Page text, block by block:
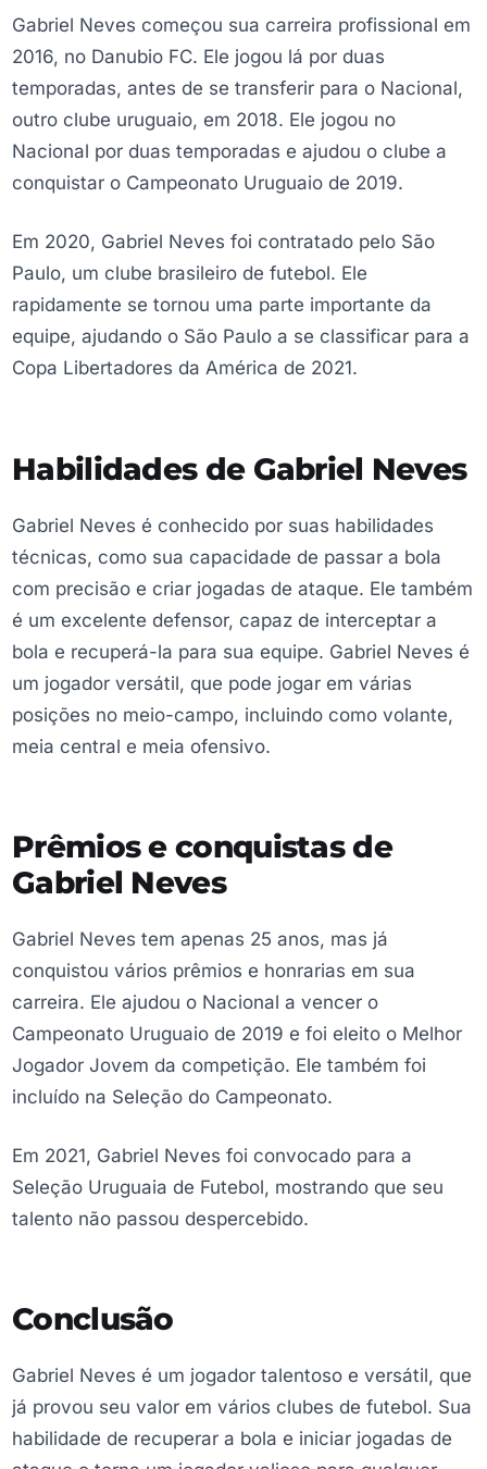
Gabriel Neves começou sua carreira profissional em
2016, no Danubio FC. Ele jogou lá por duas
temporadas, antes de se transferir para o Nacional,
outro clube uruguaio, em 2018. Ele jogou no
Nacional por duas temporadas e ajudou o clube a
conquistar o Campeonato Uruguaio de 2019.
Em 2020, Gabriel Neves foi contratado pelo São
Paulo, um clube brasileiro de futebol. Ele
rapidamente se tornou uma parte importante da
equipe, ajudando o São Paulo a se classificar para a
Copa Libertadores da América de 2021.
Habilidades de Gabriel Neves
Gabriel Neves é conhecido por suas habilidades
técnicas, como sua capacidade de passar a bola
com precisão e criar jogadas de ataque. Ele também
é um excelente defensor, capaz de interceptar a
bola e recuperá-la para sua equipe. Gabriel Neves é
um jogador versátil, que pode jogar em várias
posições no meio-campo, incluindo como volante,
meia central e meia ofensivo.
Prêmios e conquistas de
Gabriel Neves
Gabriel Neves tem apenas 25 anos, mas já
conquistou vários prêmios e honrarias em sua
carreira. Ele ajudou o Nacional a vencer o
Campeonato Uruguaio de 2019 e foi eleito o Melhor
Jogador Jovem da competição. Ele também foi
incluído na Seleção do Campeonato.
Em 2021, Gabriel Neves foi convocado para a
Seleção Uruguaia de Futebol, mostrando que seu
talento não passou despercebido.
Conclusão
Gabriel Neves é um jogador talentoso e versátil, que
já provou seu valor em vários clubes de futebol. Sua
habilidade de recuperar a bola e iniciar jogadas de